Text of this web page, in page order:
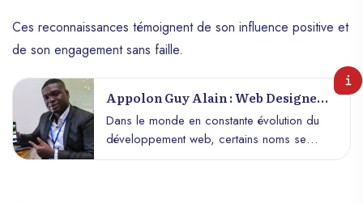
Ces reconnaissances témoignent de son influence positive et
de son engagement sans faille.
Appolon Guy Alain : Web Designer
De Référence En Haïti
Dans le monde en constante évolution du
développement web, certains noms se
démarquent par leur expertise, leur